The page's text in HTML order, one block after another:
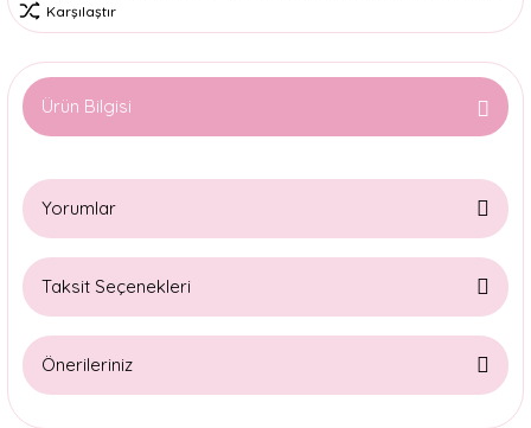
Karşılaştır
Ürün Bilgisi
Yorumlar
Taksit Seçenekleri
Önerileriniz